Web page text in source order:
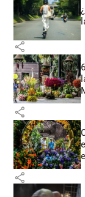
share
share
share